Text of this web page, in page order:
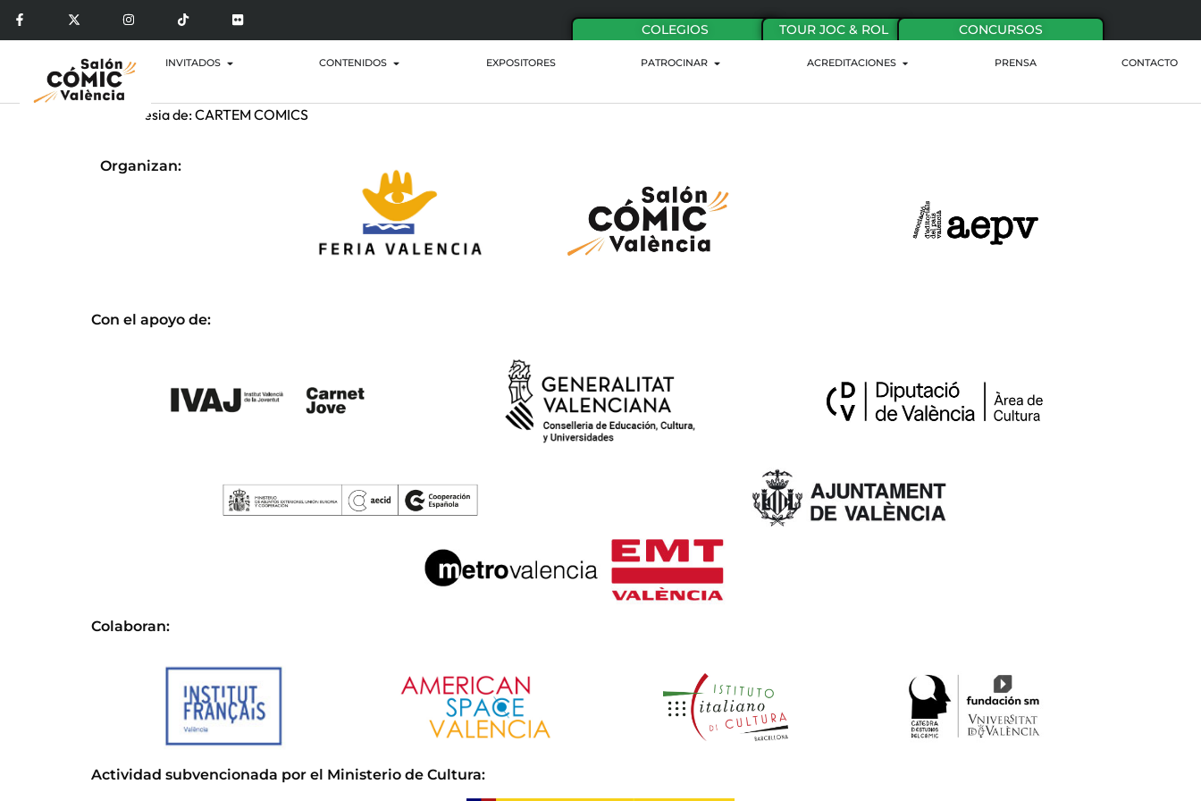
COLEGIOS TOUR JOC & ROL CONCURSOS
INVITADOS CONTENIDOS EXPOSITORES PATROCINAR ACREDITACIONES PRENSA CONTACTO
Por cortesia de: CARTEM COMICS
Organizan:
Con el apoyo de:
Colaboran:
Actividad subvencionada por el Ministerio de Cultura: